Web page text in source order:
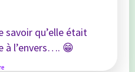
savoir qu’elle était
à l’envers…. 😁